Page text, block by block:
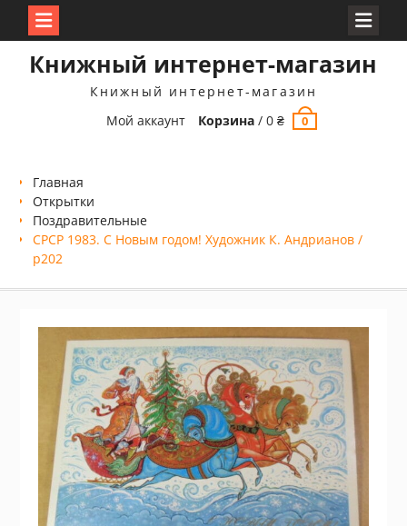
Книжный интернет-магазин
Книжный интернет-магазин
Мой аккаунт
Корзина /0₴ 0
Главная
Открытки
Поздравительные
СРСР 1983. С Новым годом! Художник К. Андрианов /
р202